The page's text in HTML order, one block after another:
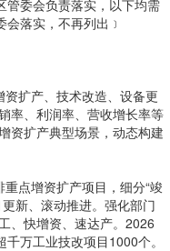
管委会负责落实，以下均需
落实，不再列出﹞
扩产、技术改造、设备更
率、利润率、营收增长率等
资扩产典型场景，动态构建
点增资扩产项目，细分“竣
新、滚动推进。强化部门
、快增资、速达产。2026
万工业技改项目1000个。